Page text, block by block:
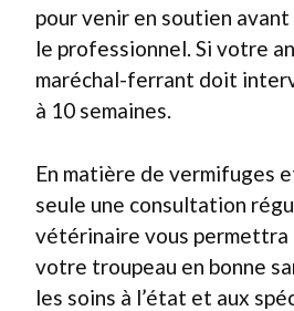
pour venir en soutien avant
le professionnel. Si votre
maréchal-ferrant doit
à 10 semaines.
En matière de vermifuges
seule une consultation
vétérinaire vous permettra
votre troupeau en bonne
les soins à l’état et aux